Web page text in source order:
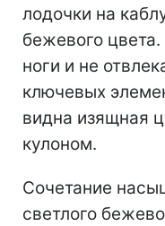
лодочки на
бежевого
ноги и не
ключевых
видна изящная
кулоном.
Сочетание
светлого